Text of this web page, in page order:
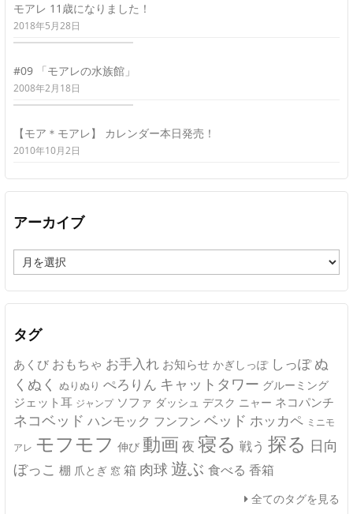
モアレ 11歳になりました！
2018年5月28日
#09 「モアレの水族館」
2008年2月18日
【モア＊モアレ】 カレンダー本日発売！
2010年10月2日
アーカイブ
ー
カ
イ
タグ
あくび おもちゃ お手入れ お知らせ かぎしっぽ しっぽ ぬ
くぬく ぬりぬり ぺろりん キャットタワー グルーミング
ジェット耳 ジャンプ ソファ ダッシュ デスク ニャー ネコパンチ
ネコベッド ハンモック フンフン ベッド ホッカペ ミニモ
アレ モフモフ 伸び 動画 夜 寝る 戦う 探る 日向
ぼっこ 棚 爪とぎ 窓 箱 肉球 遊ぶ 食べる 香箱
全てのタグを見る